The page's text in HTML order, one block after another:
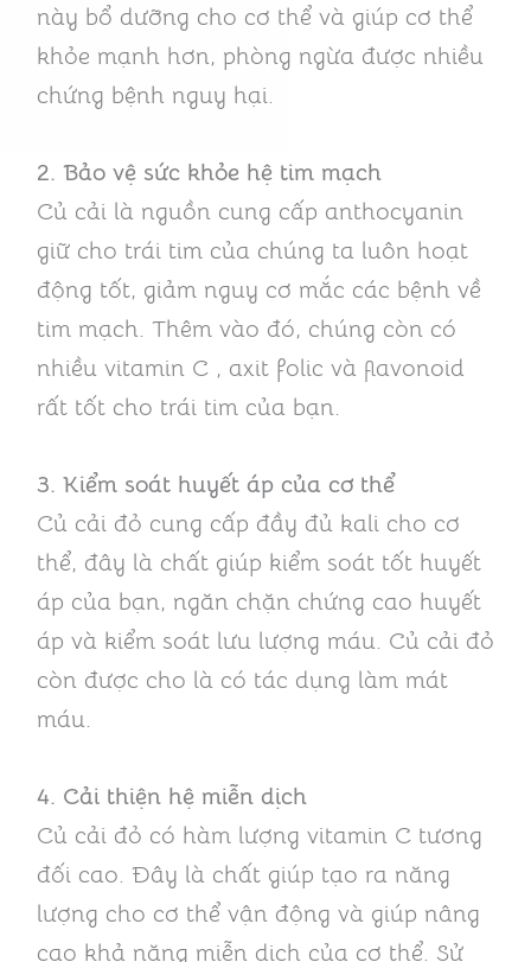
này bổ dưỡng cho cơ thể và giúp cơ thể
khỏe mạnh hơn, phòng ngừa được nhiều
chứng bệnh nguy hại.
2. Bảo vệ sức khỏe hệ tim mạch
Củ cải là nguồn cung cấp anthocyanin
giữ cho trái tim của chúng ta luôn hoạt
động tốt, giảm nguy cơ mắc các bệnh về
tim mạch. Thêm vào đó, chúng còn có
nhiều vitamin C , axit folic và flavonoid
rất tốt cho trái tim của bạn.
3. Kiểm soát huyết áp của cơ thể
Củ cải đỏ cung cấp đầy đủ kali cho cơ
thể, đây là chất giúp kiểm soát tốt huyết
áp của bạn, ngăn chặn chứng cao huyết
áp và kiểm soát lưu lượng máu. Củ cải đỏ
còn được cho là có tác dụng làm mát
máu.
4. Cải thiện hệ miễn dịch
Củ cải đỏ có hàm lượng vitamin C tương
đối cao. Đây là chất giúp tạo ra năng
lượng cho cơ thể vận động và giúp nâng
cao khả năng miễn dịch của cơ thể. Sử